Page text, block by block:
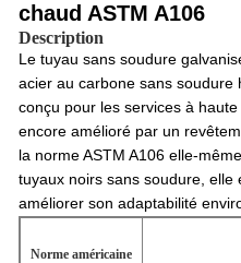
chaud ASTM A106
Description
Le tuyau sans soudure
acier au carbone sans
conçu pour les services à
encore amélioré par un
la norme ASTM A106 elle-
tuyaux noirs sans soudure,
améliorer son adaptabilité
Norme américaine